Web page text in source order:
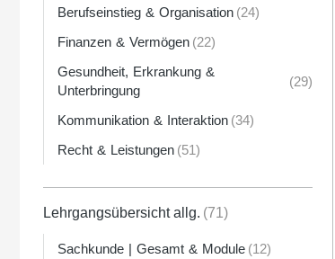
Berufseinstieg & Organisation (24)
Finanzen & Vermögen (22)
Gesundheit, Erkrankung &
Unterbringung
(29)
Kommunikation & Interaktion (34)
Recht & Leistungen (51)
Lehrgangsübersicht allg. (71)
Sachkunde | Gesamt & Module (12)